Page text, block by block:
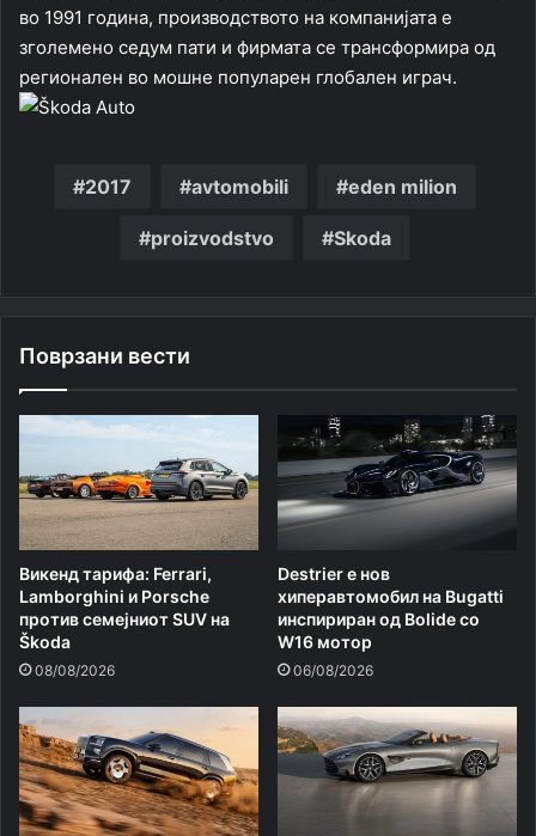
во 1991 година, производството на компанијата е
зголемено седум пати и фирмата се трансформира од
регионален во мошне популарен глобален играч.
2017 avtomobili eden milion
proizvodstvo Skoda
Поврзани вести
Викенд тарифа: Ferrari,
Lamborghini и Porsche
против семејниот SUV на
Škoda
08/08/2026
Destrier е нов
хиперавтомобил на Bugatti
инспириран од Bolide со
W16 мотор
06/08/2026